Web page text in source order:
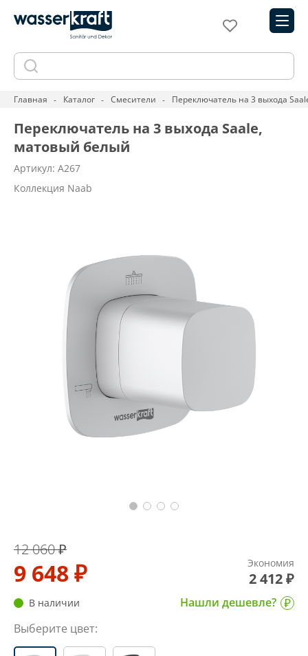
Главная Каталог Смесители Переключатель на 3 выхода
Переключатель на 3 выхода Saale,
матовый белый
Артикул: A267
Коллекция Naab
12 060 ₽
9 648 ₽ Экономия
2 412 ₽
В наличии
Нашли дешевле?
Выберите цвет: